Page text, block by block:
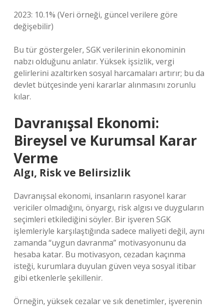
2023: 10.1% (Veri örneği, güncel verilere göre
değişebilir)
Bu tür göstergeler, SGK verilerinin ekonominin
nabzı olduğunu anlatır. Yüksek işsizlik, vergi
gelirlerini azaltırken sosyal harcamaları artırır; bu da
devlet bütçesinde yeni kararlar alınmasını zorunlu
kılar.
Davranışsal Ekonomi:
Bireysel ve Kurumsal Karar
Verme
Algı, Risk ve Belirsizlik
Davranışsal ekonomi, insanların rasyonel karar
vericiler olmadığını, önyargı, risk algısı ve duyguların
seçimleri etkilediğini söyler. Bir işveren SGK
işlemleriyle karşılaştığında sadece maliyeti değil, aynı
zamanda “uygun davranma” motivasyonunu da
hesaba katar. Bu motivasyon, cezadan kaçınma
isteği, kurumlara duyulan güven veya sosyal itibar
gibi etkenlerle şekillenir.
Örneğin, yüksek cezalar ve sık denetimler, işverenin